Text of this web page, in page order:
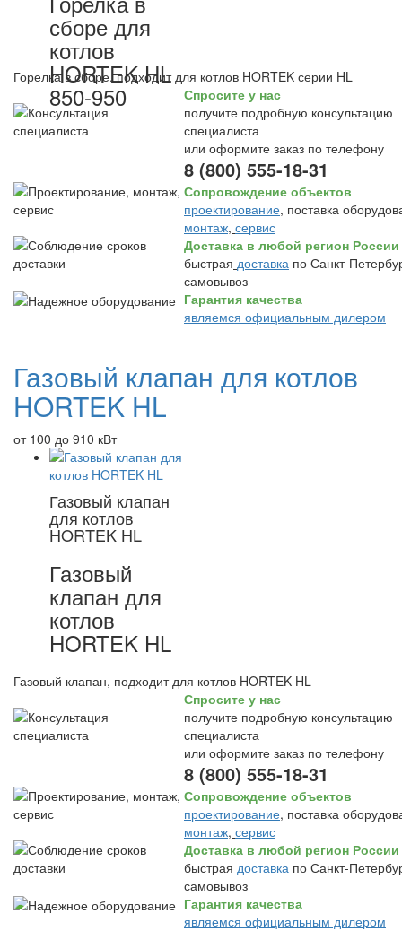
сборе для
котлов
HORTEK HL
850-950
Горелка в сборе, подходит для котлов HORTEK серии HL
Спросите у нас
получите подробную консультацию
специалиста
или оформите заказ по телефону
8 (800) 555-18-31
Сопровождение объектов
проектирование, поставка
монтаж, сервис
Доставка в любой регион России
быстрая доставка по Санкт-
самовывоз
Гарантия качества
являемся официальным дилером
Газовый клапан для котлов
HORTEK HL
от 100 до 910 кВт
Газовый клапан
для котлов
HORTEK HL
Газовый
клапан для
котлов
HORTEK HL
Газовый клапан, подходит для котлов HORTEK HL
Спросите у нас
получите подробную консультацию
специалиста
или оформите заказ по телефону
8 (800) 555-18-31
Сопровождение объектов
проектирование, поставка
монтаж, сервис
Доставка в любой регион России
быстрая доставка по Санкт-
самовывоз
Гарантия качества
являемся официальным дилером